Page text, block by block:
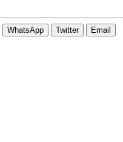
WhatsApp Twitter Email